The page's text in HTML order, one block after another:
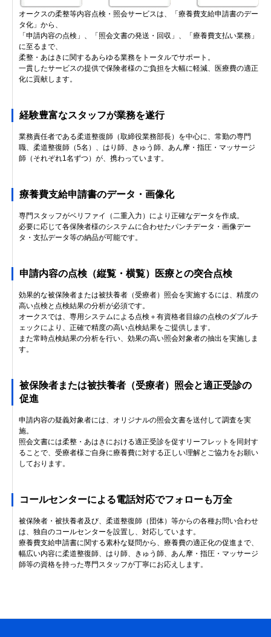
オークスの柔整等内容点検・照会サービスは、「療養費支給申請書のデー
タ化」から、
「申請内容の点検」、「照会文書の発送・回収」、「療養費支払い業務」
に至るまで、
柔整・あはきに関するあらゆる業務をトータルでサポート。
一貫したサービスの提供で保険者様のご負担を大幅に軽減、医療費の適正
化に貢献します。
経験豊富なスタッフが業務を遂行
業務責任者である柔道整復師（取締役業務部長）を中心に、常勤の専門
職、柔道整復師（5名）、はり師、きゅう師、あん摩・指圧・マッサージ
師（それぞれ1名ずつ）が、携わっています。
療養費支給申請書のデータ・画像化
専門スタッフがベリファイ（二重入力）により正確なデータを作成。
必要に応じて各保険者様のシステムに合わせたパンチデータ・画像デー
タ・支払データ等の納品が可能です。
申請内容の点検（縦覧・横覧）医療との突合点検
効果的な被保険者または被扶養者（受療者）照会を実施するには、精度の
高い点検と点検結果の分析が必須です。
オークスでは、専用システムによる点検＋有資格者目線の点検のダブルチ
ェックにより、正確で精度の高い点検結果をご提供します。
また常時点検結果の分析を行い、効果の高い照会対象者の抽出を実施しま
す。
被保険者または被扶養者（受療者）照会と適正受診の
促進
申請内容の疑義対象者には、オリジナルの照会文書を送付して調査を実
施。
照会文書には柔整・あはきにおける適正受診を促すリーフレットを同封す
ることで、受療者様ご自身に療養費に対する正しい理解とご協力をお願い
しております。
コールセンターによる電話対応でフォローも万全
被保険者・被扶養者及び、柔道整復師（団体）等からの各種お問い合わせ
は、独自のコールセンターを設置し、対応しています。
療養費支給申請書に関する素朴な疑問から、療養費の適正化の促進まで、
幅広い内容に柔道整復師、はり師、きゅう師、あん摩・指圧・マッサージ
師等の資格を持った専門スタッフが丁寧にお応えします。